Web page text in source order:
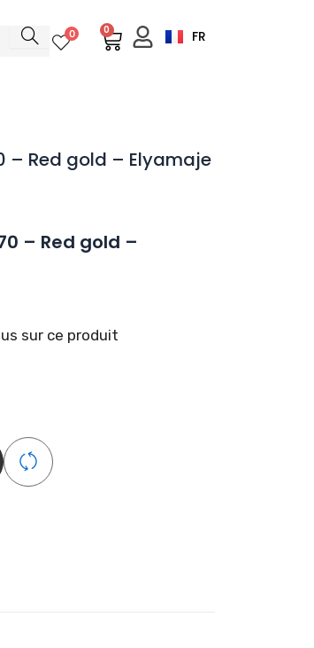
0 0 Cart FR
– Red gold – Elyamaje
– Red gold –
sur ce produit